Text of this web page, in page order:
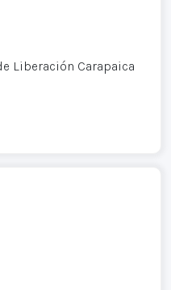
Liberación Carapaica